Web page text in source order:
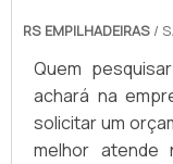
RS EMPILHADEIRAS /
Quem
achará na
solicitar um
melhor